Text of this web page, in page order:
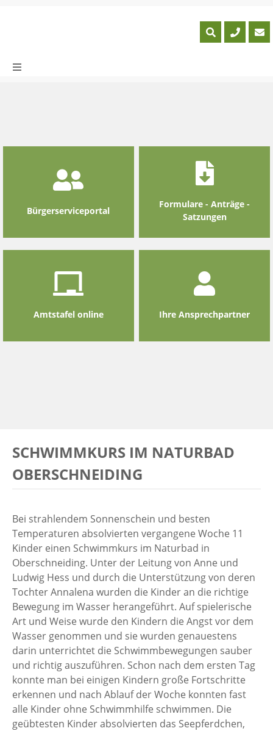
content
Bürgerserviceportal
Formulare - Anträge -
Satzungen
Amtstafel online Ihre Ansprechpartner
SCHWIMMKURS IM NATURBAD
OBERSCHNEIDING
Bei strahlendem Sonnenschein und besten
Temperaturen absolvierten vergangene Woche 11
Kinder einen Schwimmkurs im Naturbad in
Oberschneiding. Unter der Leitung von Anne und
Ludwig Hess und durch die Unterstützung von deren
Tochter Annalena wurden die Kinder an die richtige
Bewegung im Wasser herangeführt. Auf spielerische
Art und Weise wurde den Kindern die Angst vor dem
Wasser genommen und sie wurden genauestens
darin unterrichtet die Schwimmbewegungen sauber
und richtig auszuführen. Schon nach dem ersten Tag
konnte man bei einigen Kindern große Fortschritte
erkennen und nach Ablauf der Woche konnten fast
alle Kinder ohne Schwimmhilfe schwimmen. Die
geübtesten Kinder absolvierten das Seepferdchen,